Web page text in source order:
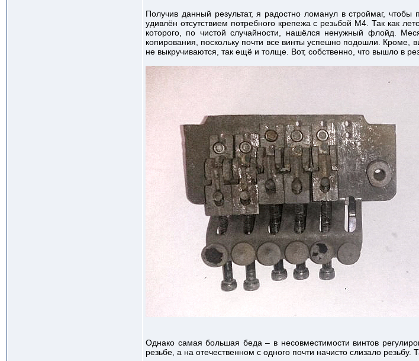
Получив данный результат, я радостно ломанул в строймаг,
удивлён отсутствием потребного крепежа с резьбой М4. Так как
которого, по чистой случайности, нашёлся ненужный флойд.
копирования, поскольку почти все винты успешно подошли.
не выкручиваются, так ещё и толще. Вот, собственно, что вышло в
Однако самая большая беда – в несовместимости винтов
резьбе, а на отечественном с одного почти начисто слизало